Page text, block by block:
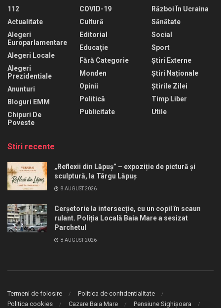
112
Actualitate
Alegeri
Europarlamentare
Alegeri Locale
Alegeri
Prezidentiale
Anunturi
Bloguri EMM
Chipuri De
Poveste
COVID-19
Cultură
Editorial
Educaţie
Fără Categorie
Monden
Opinii
Politică
Publicitate
Război În Ucraina
Sănătate
Social
Sport
Știri Externe
Știri Naționale
Știrile Zilei
Timp Liber
Utile
Stiri recente
„Reflexii din Lăpuș” – expoziție de pictură și
sculptură, la Târgu Lăpuș
8 AUGUST 2026
Cerșetorie la intersecție, cu un copil în scaun
rulant. Poliția Locală Baia Mare a sesizat
Parchetul
8 AUGUST 2026
Termeni de folosire
Politica de confidentialitate
Politica cookies
Cazare Baia Mare Pensiune Sighișoara